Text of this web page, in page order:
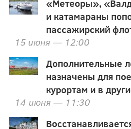
«Метеоры»,
и катамараны
пассажирский
15 июня — 12:00
Дополнительные
назначены для
курортам и в
14 июня — 11:30